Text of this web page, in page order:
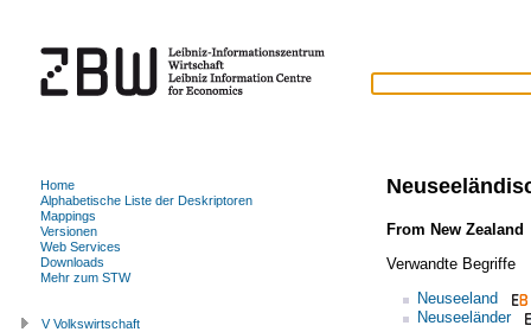
From New Zealand
Verwandte Begriffe
Neuseeland
Neuseeländer
Home
Alphabetische Liste der Deskriptoren
Mappings
Versionen
Web Services
Downloads
Mehr zum STW
V Volkswirtschaft